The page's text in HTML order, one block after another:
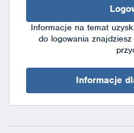
Informacje na temat
do logowania
Informacje